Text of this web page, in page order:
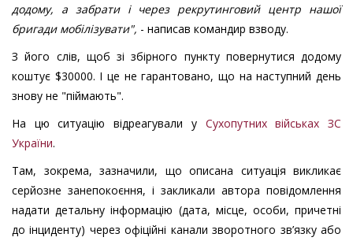
додому, а забрати і через рекрутинговий центр нашої
бригади мобілізувати", - написав командир взводу.
З його слів, щоб зі збірного пункту повернутися додому
коштує $30000. І це не гарантовано, що на наступний день
знову не "піймають".
На цю ситуацію відреагували у Сухопутних військах ЗС
України.
Там, зокрема, зазначили, що описана ситуація викликає
серйозне занепокоєння, і закликали автора повідомлення
надати детальну інформацію (дата, місце, особи, причетні
до інциденту) через офіційні канали зворотного зв’язку або